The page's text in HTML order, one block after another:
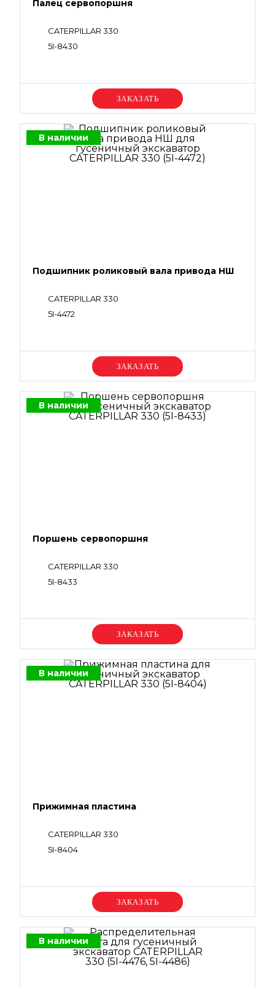
Палец сервопоршня
CATERPILLAR 330
5I-8430
Уточняйте цену
В наличии
Подшипник роликовый вала привода НШ
CATERPILLAR 330
5I-4472
Уточняйте цену
В наличии
Поршень сервопоршня
CATERPILLAR 330
5I-8433
Уточняйте цену
В наличии
Прижимная пластина
CATERPILLAR 330
5I-8404
Уточняйте цену
В наличии